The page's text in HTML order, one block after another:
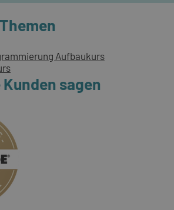
Aufbaukurs
sagen